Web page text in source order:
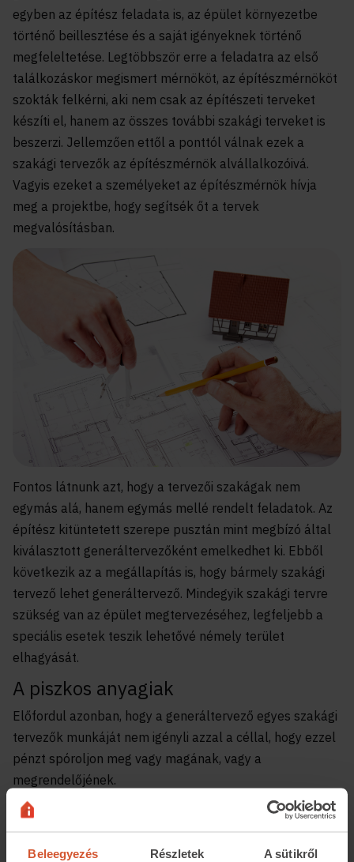
Beleegyezés Részletek A sütikről
egyben az építész feladata is, az épület környezetbe
történő beillesztése és a saját igényeknek történő
megfeleltetése. Legtöbbször erre a feladatra az első
találkozáskor megismert mérnököt, az építészmérnököt
szokták felkérni, aki nem csak az építészeti terveket
készíti el, hanem az összes további szakági terveket is
beszerzi. Jellemzően ettől a ponttól válnak ezek a
szakági tervezők az építészmérnök alvállalkozóivá.
Vagyis ezeket a személyeket az építészmérnök hívja
meg a projektbe, hogy segítsék őt a tervek
megvalósításban.
Fontos látnunk azt, hogy a tervezői szakágak nem
egymás alá, hanem egymás mellé rendelt feladatok. Az
építész kitüntetett szerepe pusztán mint megbízó által
kiválasztott generáltervezőként emelkedhet ki. Ebből
következik az a megállapítás is, hogy bármely szakági
tervező lehet generáltervező. Mindegyik szakági tervre
szükség van az épület megtervezéséhez, legfeljebb a
speciális esetek teszik lehetővé némely terület
elhagyását.
A piszkos anyagiak
Előfordul azonban, hogy a generáltervező egyes szakági
tervezők munkáját nem igényli azzal a céllal, hogy ezzel
pénzt spóroljon meg vagy magának, vagy a
megrendelőjének.
A könnyebb megértésért nézzünk meg egy megtörtént
esetet.